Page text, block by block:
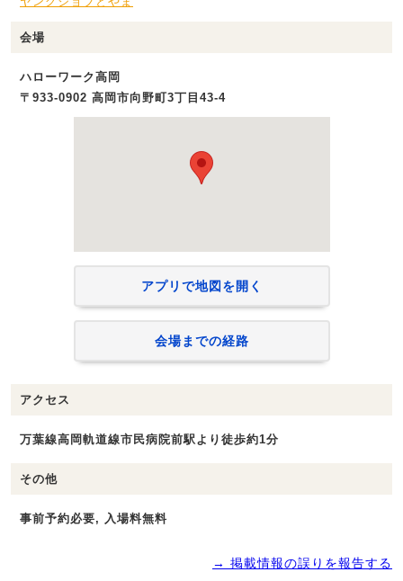
会場
ハローワーク高岡
〒933-0902 高岡市向野町3丁目43-4
アプリで地図を開く
会場までの経路
アクセス
万葉線高岡軌道線市民病院前駅より徒歩約1分
その他
事前予約必要, 入場料無料
→ 掲載情報の誤りを報告する